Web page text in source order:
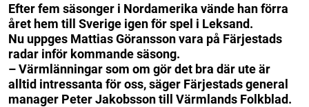
Efter fem säsonger i Nordamerika vände han förra
året hem till Sverige igen för spel i Leksand.
Nu uppges Mattias Göransson vara på Färjestads
radar inför kommande säsong.
– Värmlänningar som om gör det bra där ute är
alltid intressanta för oss, säger Färjestads general
manager Peter Jakobsson till Värmlands Folkblad.